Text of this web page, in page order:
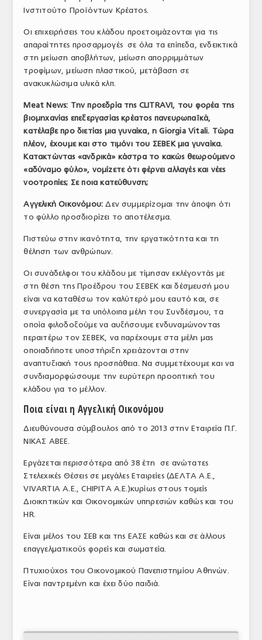
Ινστιτούτο Προϊόντων Κρέατος.
Οι επιχειρήσεις του κλάδου προετοιμάζονται για τις
απαραίτητες προσαρμογές σε όλα τα επίπεδα, ενδεικτικά
στη μείωση αποβλήτων, μείωση απορριμμάτων
τροφίμων, μείωση πλαστικού, μετάβαση σε
ανακυκλώσιμα υλικά κλπ.
Meat News: Την προεδρία της CLITRAVI, του φορέα της
βιομηχανίας επεξεργασίας κρέατος πανευρωπαϊκά,
κατέλαβε προ διετίας μια γυναίκα, ηGiorgia Vitali. Τώρα
πλέον, έχουμε και στο τιμόνι του ΣΕΒΕΚ μια γυναίκα.
Κατακτώντας «ανδρικά» κάστρα το κακώς θεωρούμενο
«αδύναμο φύλο», νομίζετε ότι φέρνει αλλαγές και νέες
νοοτροπίες; Σε ποια κατεύθυνση;
Αγγελική Οικονόμου:Δεν συμμερίζομαι την άποψη ότι
το φύλλο προσδιορίζει το αποτέλεσμα.
Πιστεύω στην ικανότητα, την εργατικότητα και τη
θέληση των ανθρώπων.
Οι συνάδελφοι του κλάδου με τίμησαν εκλέγοντάς με
στη θέση της Προέδρου του ΣΕΒΕΚ και δέσμευσή μου
είναι να καταθέσω τον καλύτερό μου εαυτό και, σε
συνεργασία με τα υπόλοιπα μέλη του Συνδέσμου, τα
οποία φιλοδοξούμε να αυξήσουμε ενδυναμώνοντας
περαιτέρω τον ΣΕΒΕΚ, να παρέχουμε στα μέλη μας
οποιαδήποτε υποστήριξη χρειάζονται στην
αναπτυξιακή τους προσπάθεια. Να συμμετέχουμε και να
συνδιαμορφώσουμε την ευρύτερη προοπτική του
κλάδου για το μέλλον.
Ποια είναι η Αγγελική Οικονόμου
Διευθύνουσα σύμβουλος από το 2013 στην Εταιρεία Π.Γ.
ΝΙΚΑΣ ΑΒΕΕ.
Εργάζεται περισσότερα από 38 έτη σε ανώτατες
Στελεχικές Θέσεις σε μεγάλες Εταιρείες (ΔΕΛΤΑ Α.Ε.,
VIVARTIA Α.Ε., CHIPITA A.E.)κυρίως στους τομείς
Διοικητικών και Οικονομικών υπηρεσιών καθώς και του
HR.
Είναι μέλος του ΣΕΒ και της ΕΑΣΕ καθώς και σε άλλους
επαγγελματικούς φορείς και σωματεία.
Πτυχιούχος του Οικονομικού Πανεπιστημίου Αθηνών.
Είναι παντρεμένη και έχει δύο παιδιά.